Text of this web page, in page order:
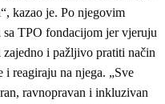
kazao je. Po njegovim
TPO fondacijom jer vjeruju
i pažljivo pratiti način
reagiraju na njega. „Sve
ravnopravan i inkluzivan